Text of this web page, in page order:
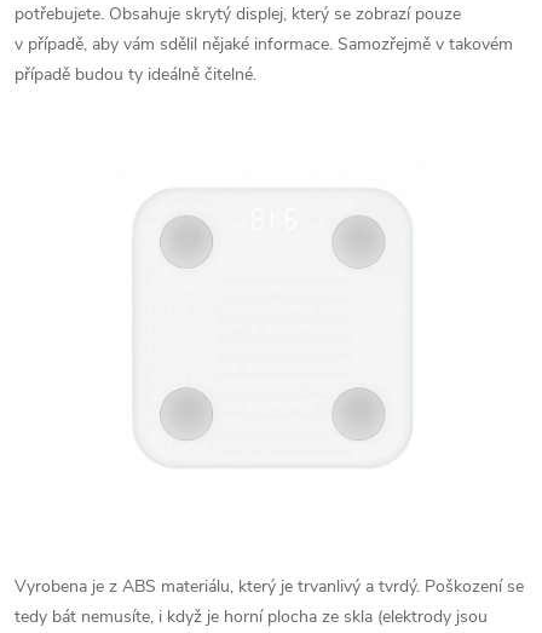
potřebujete. Obsahuje skrytý displej, který se zobrazí pouze
v případě, aby vám sdělil nějaké informace. Samozřejmě v takovém
případě budou ty ideálně čitelné.
Vyrobena je z ABS materiálu, který je trvanlivý a tvrdý. Poškození se
tedy bát nemusíte, i když je horní plocha ze skla (elektrody jsou